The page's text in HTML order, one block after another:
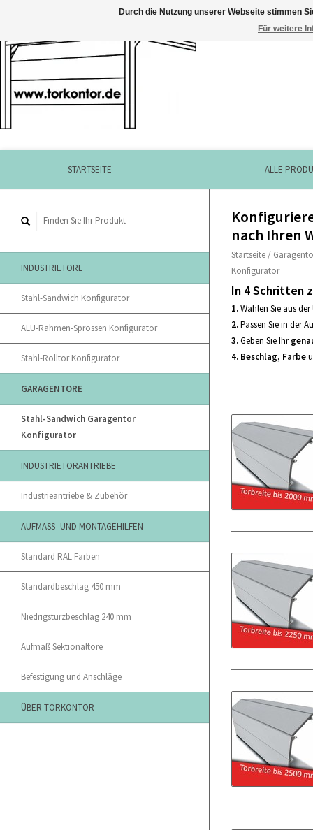
STARTSEITE ALLE
INDUSTRIETORE
Stahl-Sandwich Konfigurator
ALU-Rahmen-Sprossen Konfigurator
Stahl-Rolltor Konfigurator
GARAGENTORE
Stahl-Sandwich Garagentor
Konfigurator
INDUSTRIETORANTRIEBE
Industrieantriebe & Zubehör
AUFMASS- UND MONTAGEHILFEN
Standard RAL Farben
Standardbeschlag 450 mm
Niedrigsturzbeschlag 240 mm
Aufmaß Sektionaltore
Befestigung und Anschläge
ÜBER TORKONTOR
nach Ihren
Startseite /
Konfigurator
In 4 Schritten
1.Wählen Sie aus
2.Passen Sie in der
3.Geben Sie Ihr
4. Beschlag, Farbe
Durch die Nutzung unserer Webseite stimmen
Für weitere